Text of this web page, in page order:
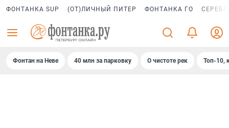
ФОНТАНКА SUP (ОТ)ЛИЧНЫЙ ПИТЕР ФОНТАНКА ГО
Фонтан на Неве 40 млн за парковку О чистоте рек Топ-10,